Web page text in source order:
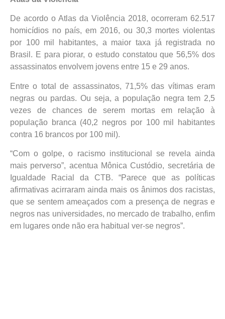
De acordo o Atlas da Violência 2018, ocorreram 62.517
homicídios no país, em 2016, ou 30,3 mortes violentas
por 100 mil habitantes, a maior taxa já registrada no
Brasil. E para piorar, o estudo constatou que 56,5% dos
assassinatos envolvem jovens entre 15 e 29 anos.
Entre o total de assassinatos, 71,5% das vítimas eram
negras ou pardas. Ou seja, a população negra tem 2,5
vezes de chances de serem mortas em relação à
população branca (40,2 negros por 100 mil habitantes
contra 16 brancos por 100 mil).
“Com o golpe, o racismo institucional se revela ainda
mais perverso”, acentua Mônica Custódio, secretária de
Igualdade Racial da CTB. “Parece que as políticas
afirmativas acirraram ainda mais os ânimos dos racistas,
que se sentem ameaçados com a presença de negras e
negros nas universidades, no mercado de trabalho, enfim
em lugares onde não era habitual ver-se negros”.